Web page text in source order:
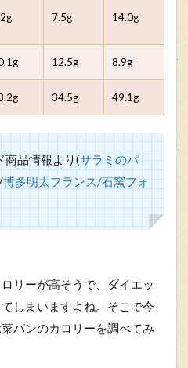
7.5g 14.0g
12.5g 8.9g
34.5g 49.1g
商品情報より(サラミのパ
博多明太フランス/石窯フォ
リーが高そうで、ダイエッ
しまいますよね。そこで今
パンのカロリーを調べてみ